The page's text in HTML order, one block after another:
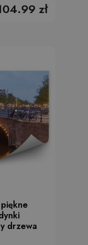
zł
drzewa